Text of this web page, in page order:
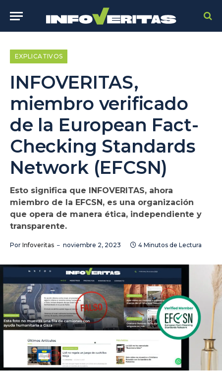
EXPLICATIVOS
INFOVERITAS,
miembro verificado
de la European Fact-
Checking Standards
Network (EFCSN)
Esto significa que INFOVERITAS, ahora
miembro de la EFCSN, es una organización
que opera de manera ética, independiente y
transparente.
Por Infoveritas noviembre 2, 2023 4 Minutos de Lectura